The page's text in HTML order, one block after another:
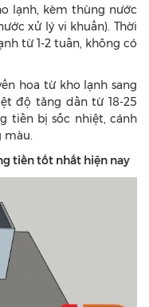
lạnh, kèm thùng nước
xử lý vi khuẩn). Thời
từ 1-2 tuần, không có
hoa từ kho lạnh sang
độ tăng dần từ 18-25
tiền bị sốc nhiệt, cánh
màu.
tiền tốt nhất hiện nay